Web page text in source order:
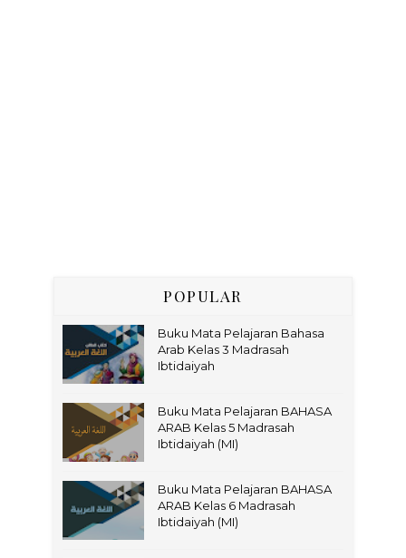
POPULAR
Buku Mata Pelajaran Bahasa
Arab Kelas 3 Madrasah
Ibtidaiyah
Buku Mata Pelajaran BAHASA
ARAB Kelas 5 Madrasah
Ibtidaiyah (MI)
Buku Mata Pelajaran BAHASA
ARAB Kelas 6 Madrasah
Ibtidaiyah (MI)